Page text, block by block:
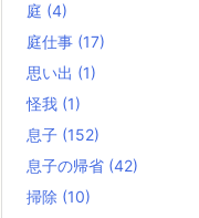
庭 (4)
庭仕事 (17)
思い出 (1)
怪我 (1)
息子 (152)
息子の帰省 (42)
掃除 (10)